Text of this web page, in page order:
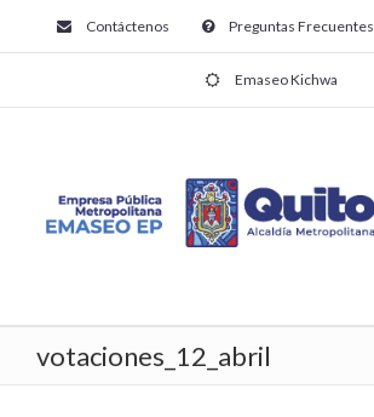
Contáctenos Preguntas Frecuentes
Emaseo Kichwa
votaciones_12_abril